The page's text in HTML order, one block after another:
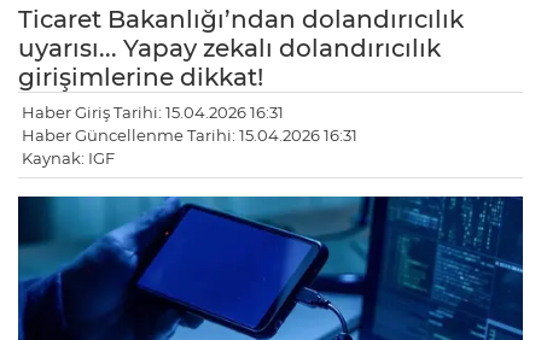
Ticaret Bakanlığı’ndan dolandırıcılık
uyarısı... Yapay zekalı dolandırıcılık
girişimlerine dikkat!
Haber Giriş Tarihi: 15.04.2026 16:31
Haber Güncellenme Tarihi: 15.04.2026 16:31
Kaynak: IGF